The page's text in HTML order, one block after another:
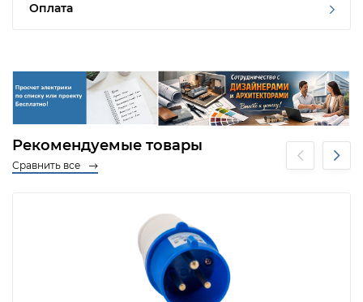
Оплата
Рекомендуемые товары
Сравнить все